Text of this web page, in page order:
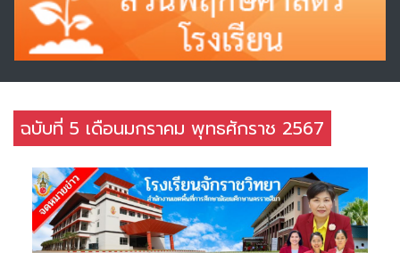
ฉบับที่ 5 เดือนมกราคม พุทธศักราช 2567